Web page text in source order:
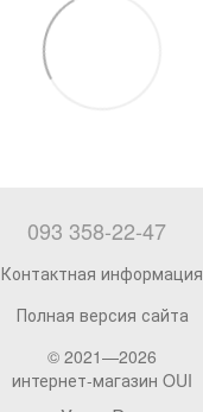
093 358-22-47
Контактная информация
Полная версия сайта
© 2021—2026
интернет-магазин OUI